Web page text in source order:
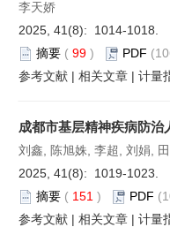
李天娇
2025, 41(8): 1014-1018.
摘要 ( 99 ) PDF
参考文献 | 相关文章 | 计量
成都市基层精神疾病防
刘鑫, 陈旭姝, 李超, 刘娟,
2025, 41(8): 1019-1023.
摘要 ( 151 ) PDF
参考文献 | 相关文章 | 计量